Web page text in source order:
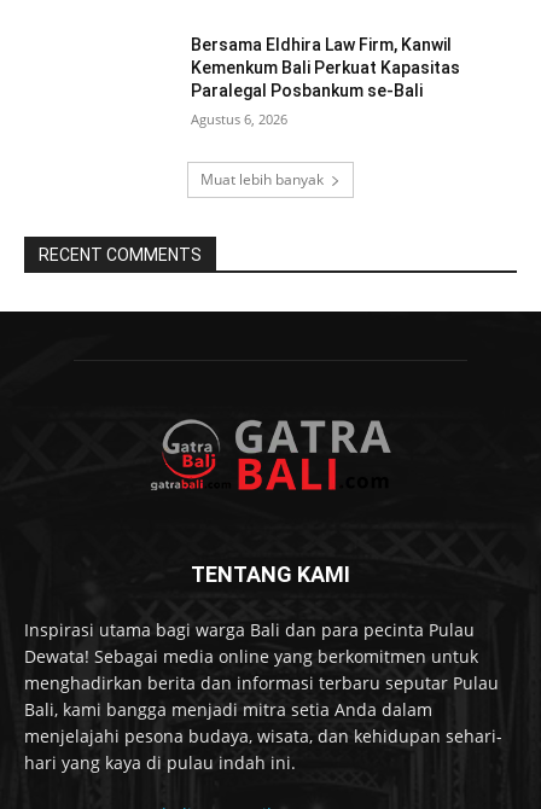
Bersama Eldhira Law Firm, Kanwil
Kemenkum Bali Perkuat Kapasitas
Paralegal Posbankum se-Bali
Agustus 6, 2026
Muat lebih banyak
RECENT COMMENTS
TENTANG KAMI
Inspirasi utama bagi warga Bali dan para pecinta Pulau
Dewata! Sebagai media online yang berkomitmen untuk
menghadirkan berita dan informasi terbaru seputar Pulau
Bali, kami bangga menjadi mitra setia Anda dalam
menjelajahi pesona budaya, wisata, dan kehidupan sehari-
hari yang kaya di pulau indah ini.